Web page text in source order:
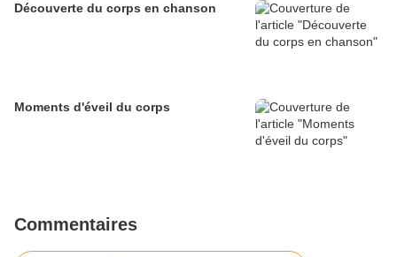
Découverte du corps en chanson
Moments d'éveil du corps
Commentaires